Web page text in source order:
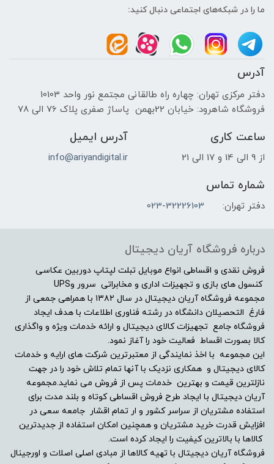
نوع حافظه داخلی
HDD+ssd
سازنده پردازنده گرافیکی
NVIDIA
15.6"FHD
اندازه صفحه نمایش
15.6"
نوع صفحه نمایش
Full HD (1920×1080) TN
نرخ تصویر
60 هرتز
ما را در شبکه‌های اجتماعی دنبال کنید:
آدرس
دفتر مرکزی تهران: چهاره راه طالقانی مجتمع نور واحد 10103
فروشگاه شاهرود: خیابان 22بهمن پاساژ صفری پلاک 76 الی 78
ساعت کاری
از 9 الی 14 و 17 الی 21
آدرس ایمیل
info@ariyandigital.ir
شماره تماس
دفتر تهران: 023-32226103
درباره فروشگاه آریان دیجیتال
فروش نقدی و اقساطی انواع موبایل تبلت لپتاپ دوربین عکاسی
کنسول های بازی و تجهیزات اداری و مخابراتی سرور وUPS
مجموعه فروشگاه آریان دیجیتال در سال ۱۳۸۲ با همراهی جمعی از
فارغ التحصیلان دانشگاه در رشته فناوری اطلاعات با هدف ایجاد
فروشگاه جامع تجهیزات کالای دیجیتال و ارائه خدمات ویژه و واگذاری
کالا بصورت اقساط فعالیت خود را آغاز نمود.
این مجموعه با اخذ نمایندگی از معتبرترین شرکت های ارایه و خدمات
کالای دیجیتال و همکاری نزدیک با آنها تمام تلاش خود را در جهت
نازلترین قیمت و بهترین خدمات پس از فروش می نماید.مجموعه
آریان دیجیتال با ایجاد طرح فروش اقساطی کوتاه و بلند مدت برای
استفاده مشتریان از سراسر کشور و ار تمام اقشار جامعه سعی در
افزایش قدرت خرید مشتریان و همچنین امکان استفاده از جدیدترین
کالاها با بالاترین کیفیت را ایجاد کرده است.
فروشگاه آریان دیجیتال با تهیه کالاها از مبادی اصلی اصلات و اورجینال